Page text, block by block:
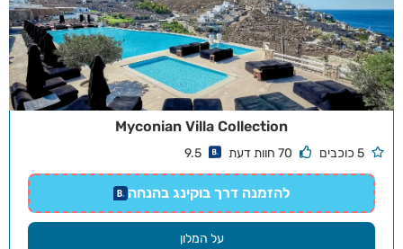
Myconian Villa Collection
5 כוכבים 70 חוות דעת 9.5
להזמנה דרך בוקינג בהנחה
על המלון